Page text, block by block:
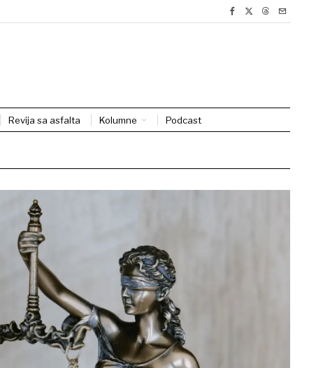
Revija sa asfalta Kolumne Podcast